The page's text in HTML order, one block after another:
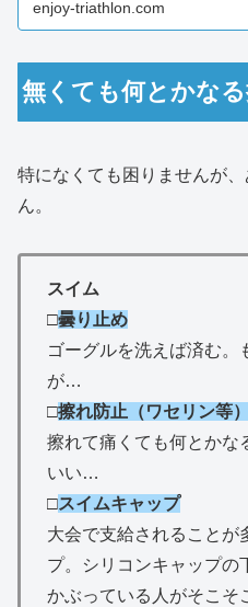
enjoy-triathlon.com
無くても何とかな
特になくても困りませんが
ん。
スイム
□曇り止め
ゴーグルを洗えば済む。
が…
□擦れ防止（ワセリン等）
擦れて痛くても何とかな
いい…
□スイムキャップ
大会で支給されることが
プ。シリコンキャップの
かぶっている人がそこそ